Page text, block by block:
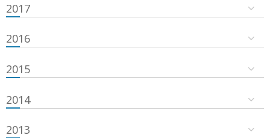
2017
2016
2015
2014
2013